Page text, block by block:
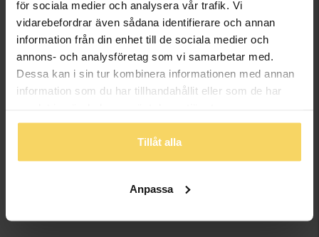
för sociala medier och analysera vår trafik. Vi
vidarebefordrar även sådana identifierare och annan
information från din enhet till de sociala medier och
annons- och analysföretag som vi samarbetar med.
Dessa kan i sin tur kombinera informationen med annan
information som du har tillhandahållit eller som de har
Tillåt alla
Anpassa
GULDFYND